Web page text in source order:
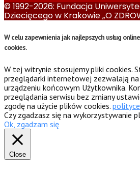
© 1992-2026: Fundacja
Dziecięcego w Krakowie „O
W celu zapewnienia jak najlepszych usług
cookies.
W tej witrynie stosujemy pliki cookies.
przeglądarki internetowej zezwalają na
urządzeniu końcowym Użytkownika.
przeglądania serwisu bez zmiany
zgodę na użycie plików cookies.
Czy zgadzasz się na wykorzystywanie
Ok, zgadzam się
Close